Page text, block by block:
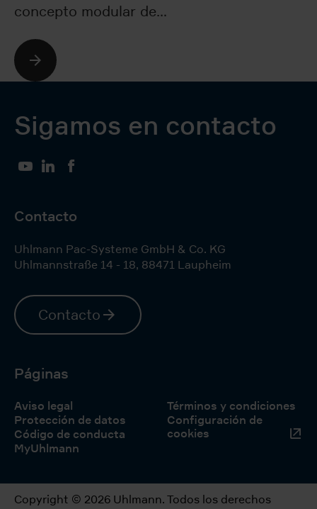
concepto modular de…
Sigamos en contacto
YouTubeLinkedIn
Contacto
Uhlmann Pac-Systeme GmbH & Co. KG
Uhlmannstraße 14 - 18, 88471 Laupheim
Contacto
Páginas
Aviso legal
Protección de datos
Código de conducta
MyUhlmann
Términos y condiciones
Configuración de
cookies
Copyright © 2026 Uhlmann. Todos los derechos